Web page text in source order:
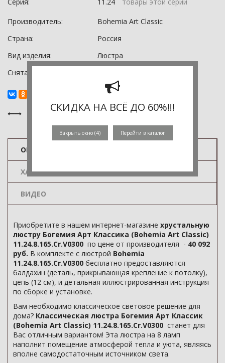
Производитель:
Bohemia Art Classic
Страна:
Россия
Вид изделия:
Люстра
Снята с производства:
ОПИСАНИЕ
ХАРАКТЕРИСТИКИ
ВИДЕО
Приобретите в нашем интернет-магазине хрустальную
люстру Богемия Арт Классика (Bohemia Art Classic)
11.24.8.165.Cr.V0300 по цене от производителя - 40 092
руб. В комплекте с люстрой Bohemia
11.24.8.165.Cr.V0300 бесплатно предоставляются
балдахин (деталь, прикрывающая крепление к потолку),
цепь (12 см), и детальная иллюстрированная инструкция
по сборке и установке.
Вам необходимо классическое световое решение для
дома? Классическая люстра Богемия Арт Классик
(Bohemia Art Classic) 11.24.8.165.Cr.V0300 станет для
Вас отличным вариантом! Эта люстра на 8 ламп
наполнит помещение атмосферой тепла и уюта, являясь
вполне самодостаточным источником света.
СКИДКА НА ВСЁ ДО 60%!!!
Закрыть окно (3) Перейти в каталог